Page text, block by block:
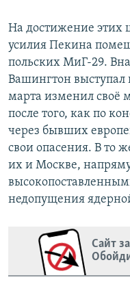
На достижение этих
усилия Пекина
польских МиГ-29.
Вашингтон выступал
марта изменил своё
после того, как по
через бывших
свои опасения. В то
их и Москве,
недопущения
Сайт